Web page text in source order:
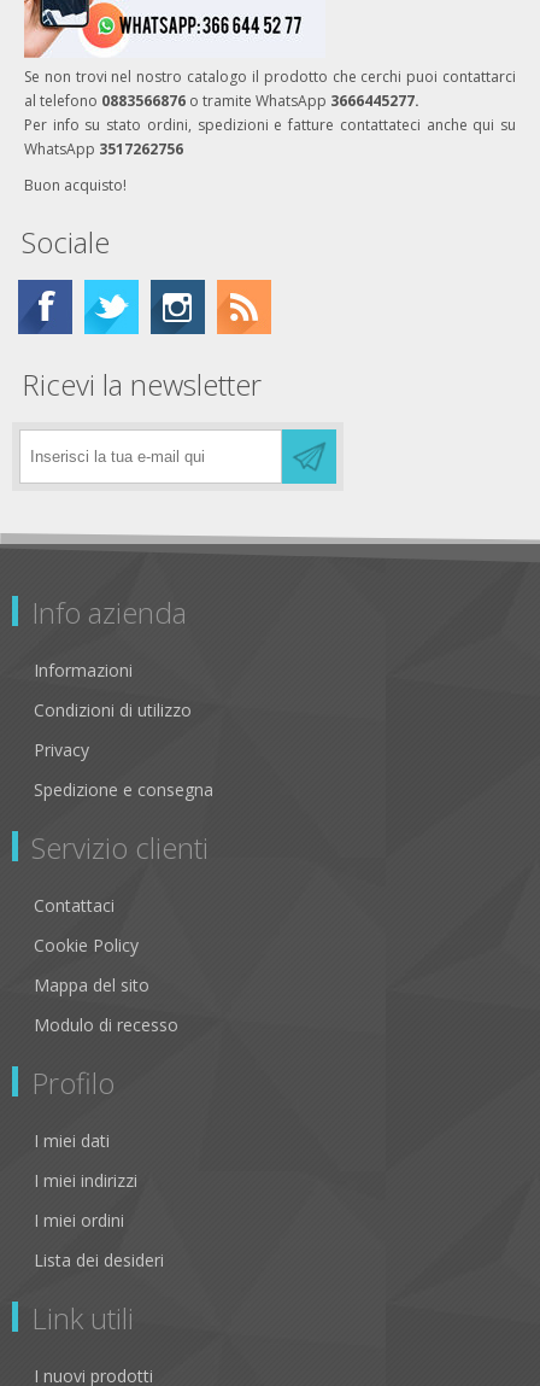
Se non trovi nel nostro catalogo il prodotto che cerchi puoi contattarci
al telefono 0883566876 o tramite WhatsApp 3666445277.
Per info su stato ordini, spedizioni e fatture contattateci anche qui su
WhatsApp 3517262756
Buon acquisto!
Sociale
Ricevi la newsletter
Info azienda
Informazioni
Condizioni di utilizzo
Privacy
Spedizione e consegna
Servizio clienti
Contattaci
Cookie Policy
Mappa del sito
Modulo di recesso
Profilo
I miei dati
I miei indirizzi
I miei ordini
Lista dei desideri
Link utili
I nuovi prodotti